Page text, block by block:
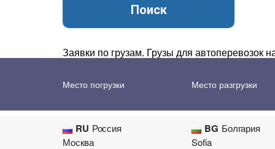
Перевозка цветов
Поиск
Заявки по грузам. Грузы для автоперевозок
Место погрузки Место разгрузки
IT Италия
MD Молдова
RU Россия
Москва
BG Болгария
Sofia